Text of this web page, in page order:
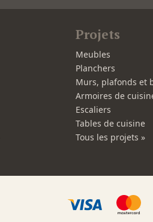
Projets
Meubles
Planchers
Murs, plafonds et
Armoires de
Escaliers
Tables de cuisine
Tous les projets »